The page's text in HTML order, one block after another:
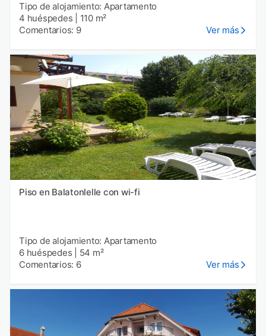
Tipo de alojamiento: Apartamento
4 huéspedes
110 m²
Comentarios: 9
Ver más
Piso en Balatonlelle con wi-fi
Tipo de alojamiento: Apartamento
6 huéspedes
54 m²
Comentarios: 6
Ver más